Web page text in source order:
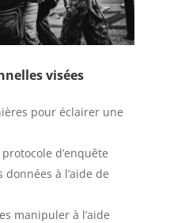
visées
pour éclairer une
d’enquête
à l’aide de
manipuler à l’aide